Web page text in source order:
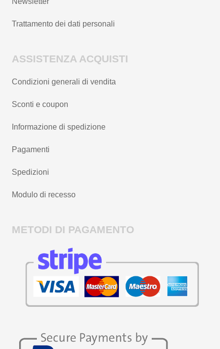
Trattamento dei dati personali
ASSISTENZA ACQUISTI
Condizioni generali di vendita
Sconti e coupon
Informazione di spedizione
Pagamenti
Spedizioni
Modulo di recesso
METODI DI PAGAMENTO